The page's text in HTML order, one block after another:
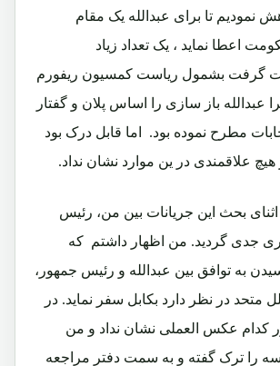
نمودیم تا برای عبدالله یک مقام
اعطا نماید ، یک تعداد زیاد
گرفت بشمول ریاست کمسیون ریفورم
عبدالله باز سازی را اساس پلان و گفتار
مطرح نموده بود. اما قابل درک بود
علاقمندی در ین موارد نشان نداد.
بحث این جریانات بین من، رئیس
جدی گردید. من اظهار داشتم که
به توافق بین عبدالله و رئیس جمهور،
متحد در نظر دارد بکابل سفر نماید. در
کدام عکس العملی نشان نداد و من
را ترک گفته و به سمت دفتر مراجعه